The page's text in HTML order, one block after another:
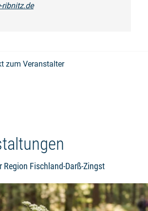
ribnitz.de
zum Veranstalter
Region Fischland-Darß-Zingst